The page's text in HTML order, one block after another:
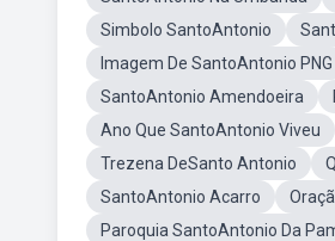
Simbolo SantoAntonio
Imagem De SantoAntonio PNG
SantoAntonio Amendoeira
Ano Que SantoAntonio Viveu
Trezena DeSanto Antonio
SantoAntonio Acarro
Paroquia SantoAntonio Da